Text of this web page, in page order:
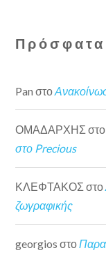
Πρόσφατα
Pan στο
ΟΜΑΔΑΡΧΗΣ
στο Precious
ΚΛΕΦΤΑΚΟΣ στο
ζωγραφικής
georgios στο